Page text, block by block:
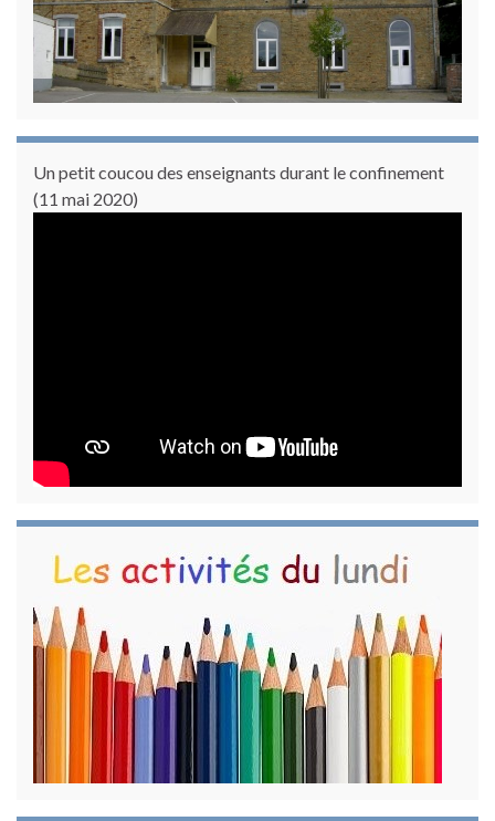
Un petit coucou des enseignants durant le confinement
(11 mai 2020)